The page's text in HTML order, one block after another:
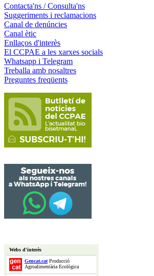
Contacta'ns / Consulta'ns
Suggeriments i reclamacions
Canal de denúncies
Canal ètic
Enllaços d'interès
El CCPAE a les xarxes socials
Whatsapp i Telegram
Treballa amb nosaltres
Preguntes freqüents
Webs d'interès
Gencat.catProducció
Agroalimentària Ecològica